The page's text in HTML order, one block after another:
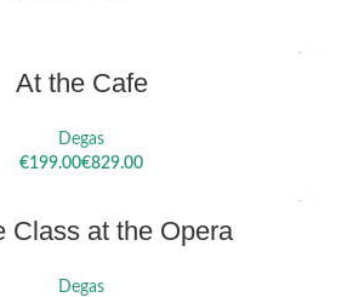
At the Cafe
Degas
€
€
Class at the Opera
Degas